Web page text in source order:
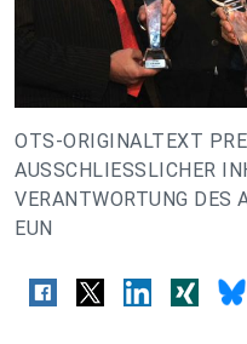
OTS-ORIGINALTEXT
AUSSCHLIESSLICHER
VERANTWORTUNG DES
EUN